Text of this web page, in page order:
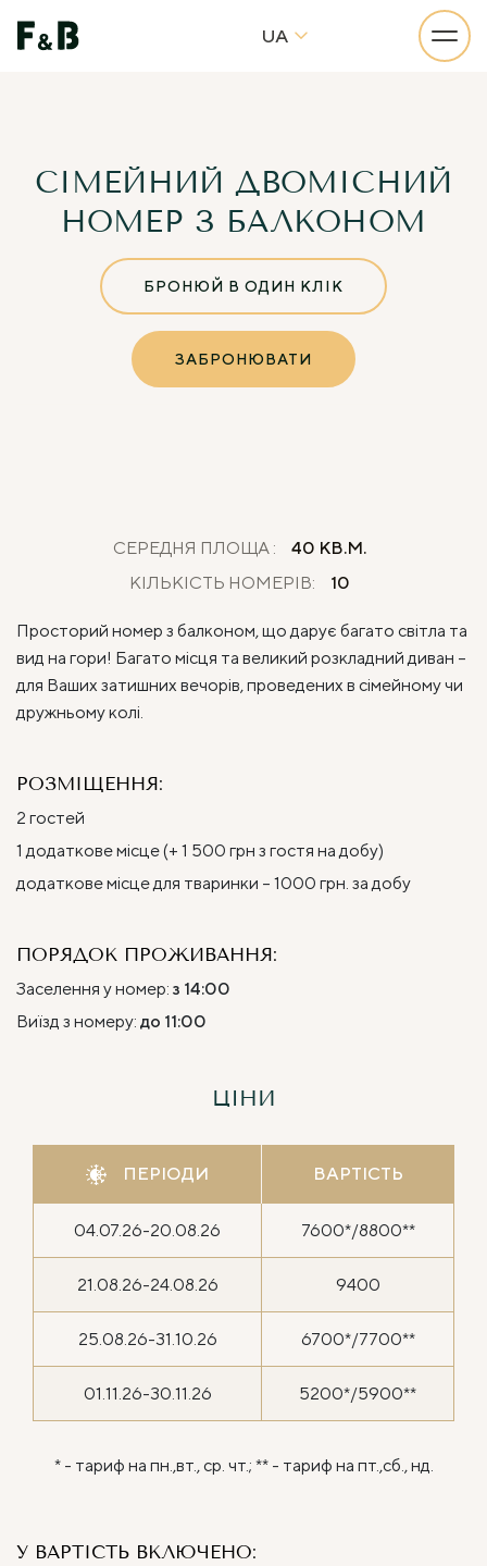
UA
СІМЕЙНИЙ ДВОМІСНИЙ
НОМЕР З БАЛКОНОМ
БРОНЮЙ В ОДИН КЛІК
ЗАБРОНЮВАТИ
СЕРЕДНЯ ПЛОЩА :
40 КВ.М.
КІЛЬКІСТЬ НОМЕРІВ:
10
Просторий номер з балконом, що дарує багато світла та
вид на гори! Багато місця та великий розкладний диван –
для Ваших затишних вечорів, проведених в сімейному чи
дружньому колі.
РОЗМІЩЕННЯ:
2 гостей
1 додаткове місце (+ 1 500 грн з гостя на добу)
додаткове місце для тваринки – 1000 грн. за добу
ПОРЯДОК ПРОЖИВАННЯ:
Заселення у номер: з 14:00
Виїзд з номеру: до 11:00
ЦІНИ
ПЕРІОДИ ВАРТІСТЬ
04.07.26-20.08.26 7600*/8800**
21.08.26-24.08.26 9400
25.08.26-31.10.26 6700*/7700**
01.11.26-30.11.26 5200*/5900**
* - тариф на пн.,вт., ср. чт.; ** - тариф на пт.,сб., нд.
У ВАРТІСТЬ ВКЛЮЧЕНО: